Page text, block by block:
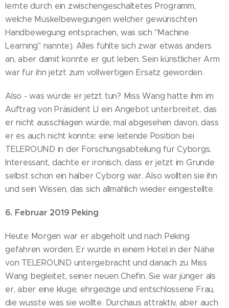
lernte durch ein zwischengeschaltetes Programm,
welche Muskelbewegungen welcher gewünschten
Handbewegung entsprachen, was sich "Machine
Learning" nannte). Alles fühlte sich zwar etwas anders
an, aber damit konnte er gut leben. Sein künstlicher Arm
war für ihn jetzt zum vollwertigen Ersatz geworden.
Also - was würde er jetzt tun? Miss Wang hatte ihm im
Auftrag von Präsident LI ein Angebot unterbreitet, das
er nicht ausschlagen würde, mal abgesehen davon, dass
er es auch nicht konnte: eine leitende Position bei
TELEROUND in der Forschungsabteilung für Cyborgs.
Interessant, dachte er ironisch, dass er jetzt im Grunde
selbst schon ein halber Cyborg war. Also wollten sie ihn
und sein Wissen, das sich allmählich wieder eingestellte.
6. Februar 2019 Peking
Heute Morgen war er abgeholt und nach Peking
gefahren worden. Er wurde in einem Hotel in der Nähe
von TELEROUND untergebracht und danach zu Miss
Wang begleitet, seiner neuen Chefin. Sie war jünger als
er, aber eine kluge, ehrgeizige und entschlossene Frau,
die wusste was sie wollte. Durchaus attraktiv, aber auch